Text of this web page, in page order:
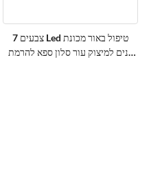
7 צבעים Led טיפול באור מכונת
פנים למיצוק עור סלון ספא להרמת